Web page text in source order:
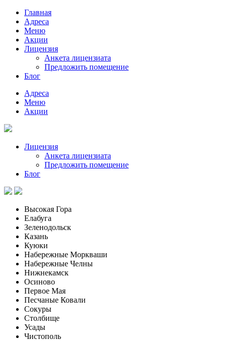
Главная
Адреса
Меню
Акции
Лицензия
Анкета лицензиата
Предложить помещение
Блог
Адреса
Меню
Акции
Лицензия
Анкета лицензиата
Предложить помещение
Блог
Высокая Гора
Елабуга
Зеленодольск
Казань
Куюки
Набережные Моркваши
Набережные Челны
Нижнекамск
Осиново
Первое Мая
Песчаные Ковали
Сокуры
Столбище
Усады
Чистополь